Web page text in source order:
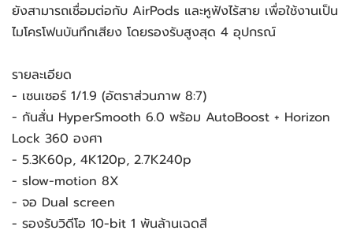
ยังสามารถเชื่อมต่อกับ AirPods และหูฟังไร้สาย เพื่อใช้งานเป็น
ไมโครโฟนบันทึกเสียง โดยรองรับสูงสุด 4 อุปกรณ์
รายละเอียด
- เซนเซอร์ 1/1.9 (อัตราส่วนภาพ 8:7)
- กันสั่น HyperSmooth 6.0 พร้อม AutoBoost + Horizon
Lock 360 องศา
- 5.3K60p, 4K120p, 2.7K240p
- slow-motion 8X
- จอ Dual screen
- รองรับวิดีโอ 10-bit 1 พันล้านเฉดสี